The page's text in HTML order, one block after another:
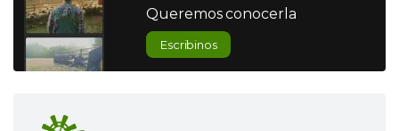
Queremos conocerla
Escribinos